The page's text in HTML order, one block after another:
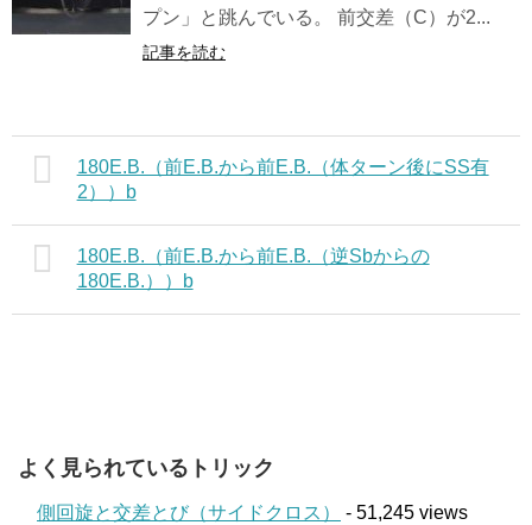
プン」と跳んでいる。 前交差（C）が2...
記事を読む
180E.B.（前E.B.から前E.B.（体ターン後にSS有
2））b
180E.B.（前E.B.から前E.B.（逆Sbからの
180E.B.））b
よく見られているトリック
側回旋と交差とび（サイドクロス）
- 51,245 views